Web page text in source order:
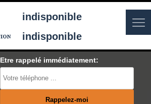
indisponible
indisponible
Etre rappelé immédiatement: